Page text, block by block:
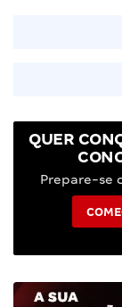
QUER
Prepare-se